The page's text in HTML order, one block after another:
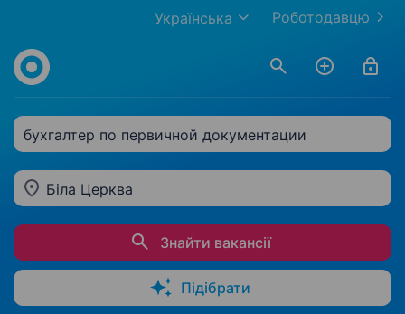
Роботодавцю
Українська
бухгалтер по первичной документации
Біла Церква
Знайти вакансії
Підібрати